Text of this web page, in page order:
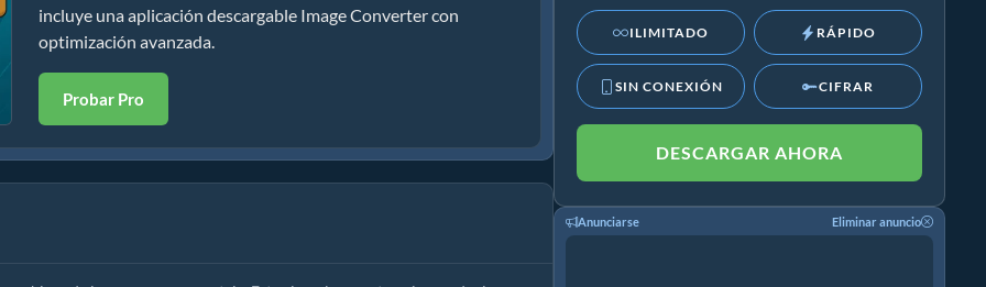
incluye una aplicación descargable Image Converter con
optimización avanzada.
Probar Pro
ILIMITADO RÁPIDO
SIN CONEXIÓN CIFRAR
DESCARGAR AHORA
Anunciarse Eliminar anuncio